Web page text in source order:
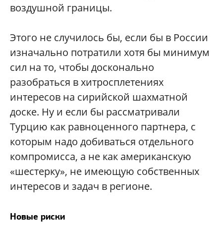
воздушной границы.
Этого не случилось бы, если бы в России
изначально потратили хотя бы минимум
сил на то, чтобы досконально
разобраться в хитросплетениях
интересов на сирийской шахматной
доске. Ну и если бы рассматривали
Турцию как равноценного партнера, с
которым надо добиваться отдельного
компромисса, а не как американскую
«шестерку», не имеющую собственных
интересов и задач в регионе.
Новые риски